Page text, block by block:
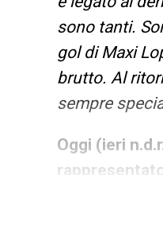
sono tanti.
gol di Maxi
brutto. Al
sempre
Oggi (ieri